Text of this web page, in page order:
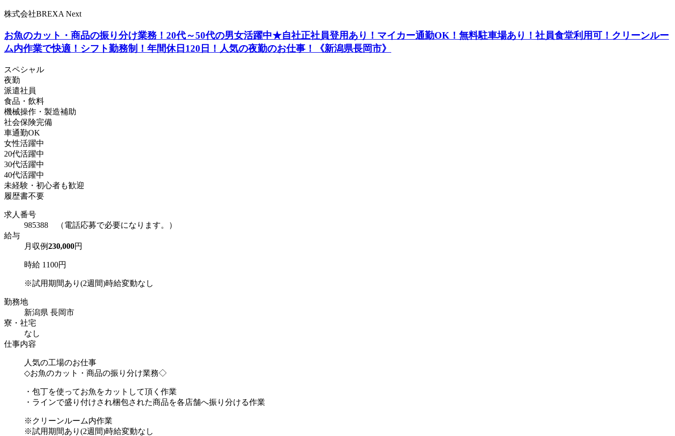
株式会社BREXA Next
お魚のカット・商品の振り分け業務！20代～50代の男女活躍中★自社正社員登用あり！マイカー通勤OK！無料駐車場あり！社員食堂利用可！クリーンルー
ム内作業で快適！シフト勤務制！年間休日120日！人気の夜勤のお仕事！《新潟県長岡市》
スペシャル
夜勤
派遣社員
食品・飲料
機械操作・製造補助
社会保険完備
車通勤OK
女性活躍中
20代活躍中
30代活躍中
40代活躍中
未経験・初心者も歓迎
履歴書不要
求人番号
985388 （電話応募で必要になります。）
給与
月収例230,000円
時給 1100円
※試用期間あり(2週間)時給変動なし
勤務地
新潟県 長岡市
寮・社宅
なし
仕事内容
人気の工場のお仕事
◇お魚のカット・商品の振り分け業務◇
・包丁を使ってお魚をカットして頂く作業
・ラインで盛り付けされ梱包された商品を各店舗へ振り分ける作業
※クリーンルーム内作業
※試用期間あり(2週間)時給変動なし